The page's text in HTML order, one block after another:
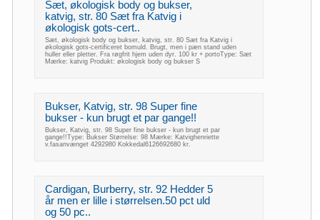
Sæt, økologisk body og bukser,
katvig, str. 80 Sæt fra Katvig i
økologisk gots-cert..
Sæt, økologisk body og bukser, katvig, str. 80 Sæt fra Katvig i
økologisk gots-certificeret bomuld. Brugt, men i pæn stand uden
huller eller pletter. Fra røgfrit hjem uden dyr. 100 kr + portoType: Sæt
Mærke: katvig Produkt: økologisk body og bukser S
Bukser, Katvig, str. 98 Super fine
bukser - kun brugt et par gange!!
Bukser, Katvig, str. 98 Super fine bukser - kun brugt et par
gange!!Type: Bukser Størrelse: 98 Mærke: Katvighenriette
v.fasanvænget 4292980 Kokkedal6126692680 kr.
Cardigan, Burberry, str. 92 Hedder 5
år men er lille i størrelsen.50 pct uld
og 50 pc..